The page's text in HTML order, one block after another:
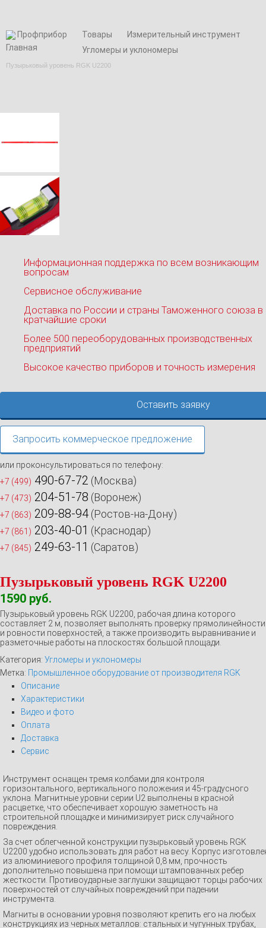
Профприбор Товары
Измерительный инструмент
Угломеры и уклономеры
Пузырьковый уровень RGK U2200
Информационная поддержка по всем возникающим
вопросам
Сервисное обслуживание
Доставка по России и страны Таможенного союза в
кратчайшие сроки
Более 500 переоборудованных производственных
предприятий
Высокое качество приборов и точность измерения
Оставить заявку
Запросить коммерческое предложение
или проконсультироваться по телефону:
+7 (499) 490-67-72 (Москва)
+7 (473) 204-51-78 (Воронеж)
+7 (863) 209-88-94 (Ростов-на-Дону)
+7 (861) 203-40-01 (Краснодар)
+7 (845) 249-63-11 (Саратов)
Пузырьковый уровень RGK U2200
1590 руб.
Пузырьковый уровень RGK U2200, рабочая длина которого
составляет 2 м, позволяет выполнять проверку прямолинейности
и ровности поверхностей, а также производить выравнивание и
разметочные работы на плоскостях большой площади.
Категория: Угломеры и уклономеры
Метка: Промышленное оборудование от производителя RGK
Описание
Характеристики
Видео и фото
Оплата
Доставка
Сервис
Инструмент оснащен тремя колбами для контроля
горизонтального, вертикального положения и 45-градусного
уклона. Магнитные уровни серии U2 выполнены в красной
расцветке, что обеспечивает хорошую заметность на
строительной площадке и минимизирует риск случайного
повреждения.
За счет облегченной конструкции пузырьковый уровень RGK
U2200 удобно использовать для работ на весу. Корпус
из алюминиевого профиля толщиной 0,8 мм, прочность
дополнительно повышена при помощи штампованных ребер
жесткости. Противоударные заглушки защищают торцы рабочих
поверхностей от случайных повреждений при падении
инструмента.
Магниты в основании уровня позволяют крепить его на любых
конструкциях из черных металлов: стальных и чугунных трубах,